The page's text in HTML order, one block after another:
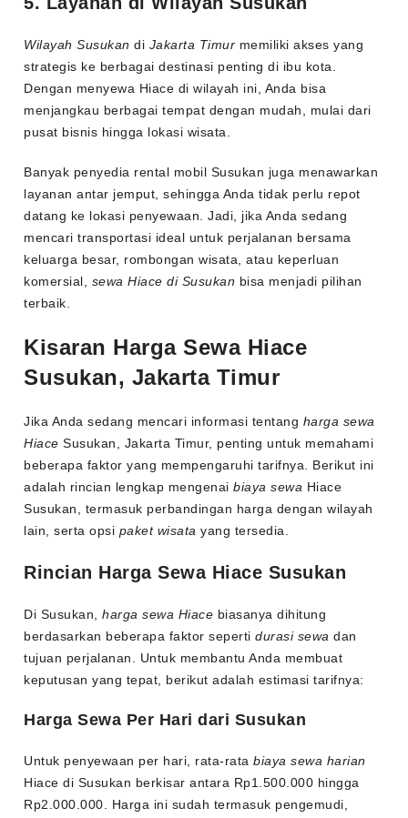
Wilayah Susukan di Jakarta Timur memiliki akses yang
strategis ke berbagai destinasi penting di ibu kota.
Dengan menyewa Hiace di wilayah ini, Anda bisa
menjangkau berbagai tempat dengan mudah, mulai dari
pusat bisnis hingga lokasi wisata.
Banyak penyedia rental mobil Susukan juga menawarkan
layanan antar jemput, sehingga Anda tidak perlu repot
datang ke lokasi penyewaan. Jadi, jika Anda sedang
mencari transportasi ideal untuk perjalanan bersama
keluarga besar, rombongan wisata, atau keperluan
komersial, sewa Hiace di Susukan bisa menjadi pilihan
terbaik.
Kisaran Harga Sewa Hiace
Susukan, Jakarta Timur
Jika Anda sedang mencari informasi tentang harga sewa
Hiace Susukan, Jakarta Timur, penting untuk memahami
beberapa faktor yang mempengaruhi tarifnya. Berikut ini
adalah rincian lengkap mengenaibiaya sewa Hiace
Susukan, termasuk perbandingan harga dengan wilayah
lain, serta opsi paket wisata yang tersedia.
Rincian Harga Sewa Hiace Susukan
Di Susukan,harga sewa Hiace biasanya dihitung
berdasarkan beberapa faktor sepertidurasi sewa dan
tujuan perjalanan. Untuk membantu Anda membuat
keputusan yang tepat, berikut adalah estimasi tarifnya:
Harga Sewa Per Hari dari Susukan
Untuk penyewaan per hari, rata-ratabiaya sewa harian
Hiace di Susukan berkisar antara Rp1.500.000 hingga
Rp2.000.000. Harga ini sudah termasuk pengemudi,